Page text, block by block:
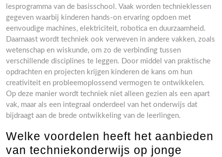
lesprogramma van de basisschool. Vaak worden technieklessen
gegeven waarbij kinderen hands-on ervaring opdoen met
eenvoudige machines, elektriciteit, robotica en duurzaamheid.
Daarnaast wordt techniek ook verweven in andere vakken, zoals
wetenschap en wiskunde, om zo de verbinding tussen
verschillende disciplines te leggen. Door middel van praktische
opdrachten en projecten krijgen kinderen de kans om hun
creativiteit en probleemoplossend vermogen te ontwikkelen.
Op deze manier wordt techniek niet alleen gezien als een apart
vak, maar als een integraal onderdeel van het onderwijs dat
bijdraagt aan de brede ontwikkeling van de leerlingen.
Welke voordelen heeft het aanbieden
van techniekonderwijs op jonge